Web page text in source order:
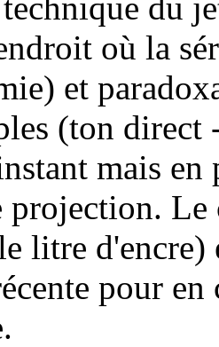
où la
et
(ton direct
mais
projection.
litre d'encre)
pour